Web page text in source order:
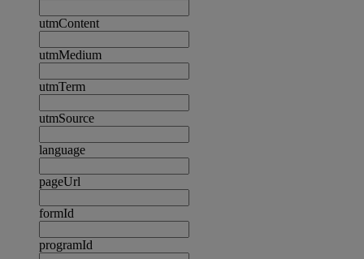
utmContent
utmMedium
utmTerm
utmSource
language
pageUrl
formId
programId